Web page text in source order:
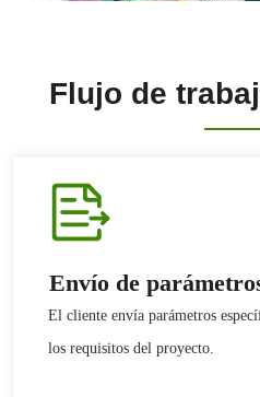
Flujo de
Envío de
El cliente envía parámetros
los requisitos del proyecto.